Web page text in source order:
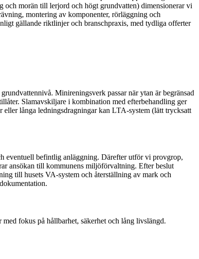
morän till lerjord och högt grundvatten) dimensionerar vi
montering av komponenter, rörläggning och
gällande riktlinjer och branschpraxis, med tydliga offerter
Minireningsverk passar när ytan är begränsad
Slamavskiljare i kombination med efterbehandling ger
långa ledningsdragningar kan LTA-system (lätt trycksatt
eventuell befintlig anläggning. Därefter utför vi provgrop,
ansökan till kommunens miljöförvaltning. Efter beslut
till husets VA-system och återställning av mark och
fokus på hållbarhet, säkerhet och lång livslängd.